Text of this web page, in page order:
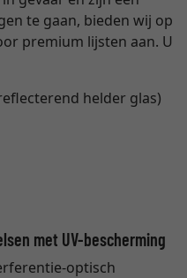
te gaan, bieden wij op
premium lijsten aan. U
helder glas)
met UV-bescherming
optisch